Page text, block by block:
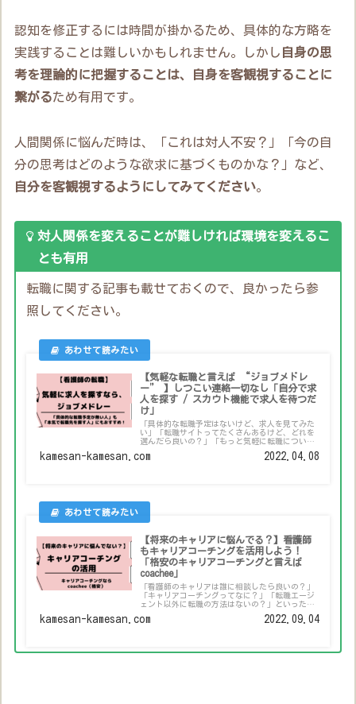
認知を修正するには時間が掛かるため、具体的な方略を
実践することは難しいかもしれません。しかし 自身の思
考を理論的に把握することは、自身を客観視することに
繋がるため有用です。
人間関係に悩んだ時は、「これは対人不安？」「今の自
分の思考はどのような欲求に基づくものかな？」など、
自分を客観視するようにしてみてください。
対人関係を変えることが難しければ環境を変えるこ
とも有用
転職に関する記事も載せておくので、良かったら参
照してください。
【気軽な転職と言えば “ジョブメドレ
ー” 】しつこい連絡一切なし「自分で求
人を探す / スカウト機能で求人を待つだ
け」
「具体的な転職予定はないけど、求人を見てみた
い」「転職サイトってたくさんあるけど、どれを
選んだら良いの？」「もっと気軽に転職について
みを解決できる記事になっています。実際に看護
kamesan-kamesan.com 2022.04.08
【将来のキャリアに悩んでる？】看護師
もキャリアコーチングを活用しよう！
「格安のキャリアコーチングと言えば
coachee」
「看護師のキャリアは誰に相談したら良いの？」
「キャリアコーチングってなに？」「転職エージ
ェント以外に転職の方法はないの？」といったお
護師として働く筆者が、おすすめの看護師の転職
kamesan-kamesan.com 2022.09.04